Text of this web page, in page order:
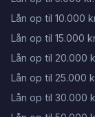
Lån op til 10.000
Lån op til 15.000
Lån op til 20.000
Lån op til 25.000
Lån op til 30.000